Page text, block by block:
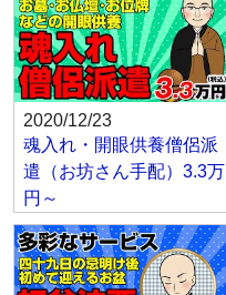
2020/12/23
魂入れ・開眼供養僧侶派
遣（お坊さん手配）3.3万
円～